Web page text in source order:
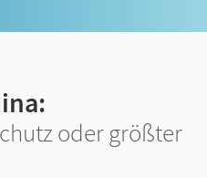
oder größter